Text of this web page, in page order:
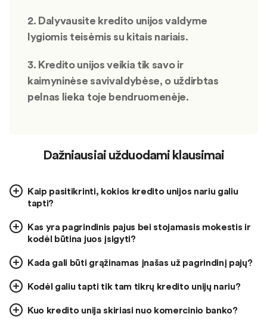
2. Dalyvausite kredito unijos valdyme
lygiomis teisėmis su kitais nariais.
3. Kredito unijos veikia tik savo ir
kaimyninėse savivaldybėse, o uždirbtas
pelnas lieka toje bendruomenėje.
Dažniausiai užduodami klausimai
Kaip pasitikrinti, kokios kredito unijos nariu galiu
tapti?
Kas yra pagrindinis pajus bei stojamasis mokestis ir
kodėl būtina juos įsigyti?
Kada gali būti grąžinamas įnašas už pagrindinį pajų?
Kodėl galiu tapti tik tam tikrų kredito unijų nariu?
Kuo kredito unija skiriasi nuo komercinio banko?